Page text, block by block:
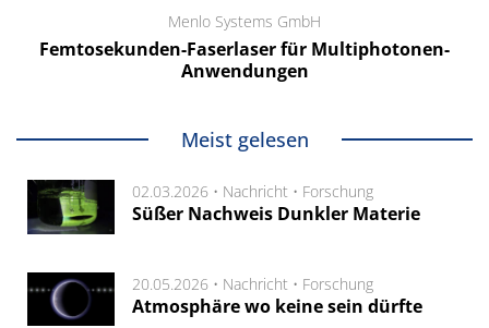
Menlo Systems GmbH
Femtosekunden-Faserlaser für Multiphotonen-
Anwendungen
Meist gelesen
02.03.2026 • Nachricht • Forschung
Süßer Nachweis Dunkler Materie
20.05.2026 • Nachricht • Forschung
Atmosphäre wo keine sein dürfte